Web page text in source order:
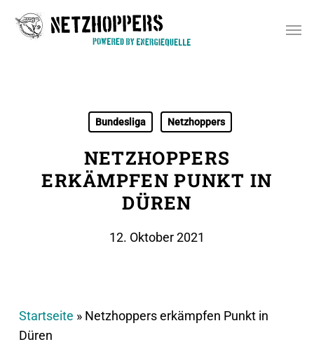
Bundesliga Netzhoppers
NETZHOPPERS
ERKÄMPFEN PUNKT IN
DÜREN
12. Oktober 2021
Startseite » Netzhoppers erkämpfen Punkt in
Düren